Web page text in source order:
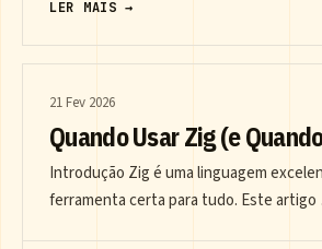
LER MAIS →
21 Fev 2026
Quando Usar Zig (e
Introdução Zig é uma linguagem
ferramenta certa para tudo. Este